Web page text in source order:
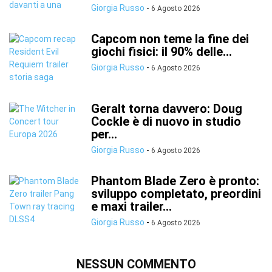
Giorgia Russo - 6 Agosto 2026
Capcom non teme la fine dei
giochi fisici: il 90% delle...
Giorgia Russo - 6 Agosto 2026
Geralt torna davvero: Doug
Cockle è di nuovo in studio
per...
Giorgia Russo - 6 Agosto 2026
Phantom Blade Zero è pronto:
sviluppo completato, preordini
e maxi trailer...
Giorgia Russo - 6 Agosto 2026
NESSUN COMMENTO